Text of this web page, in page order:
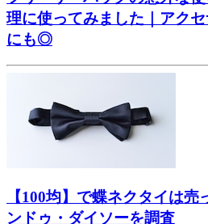
理に使ってみました｜アク
にも◎
【100均】で蝶ネクタイは
ンドゥ・ダイソーを調査